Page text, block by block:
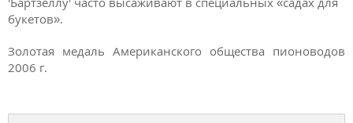
букетов».
Золотая медаль Американского общества пионоводов
2006 г.